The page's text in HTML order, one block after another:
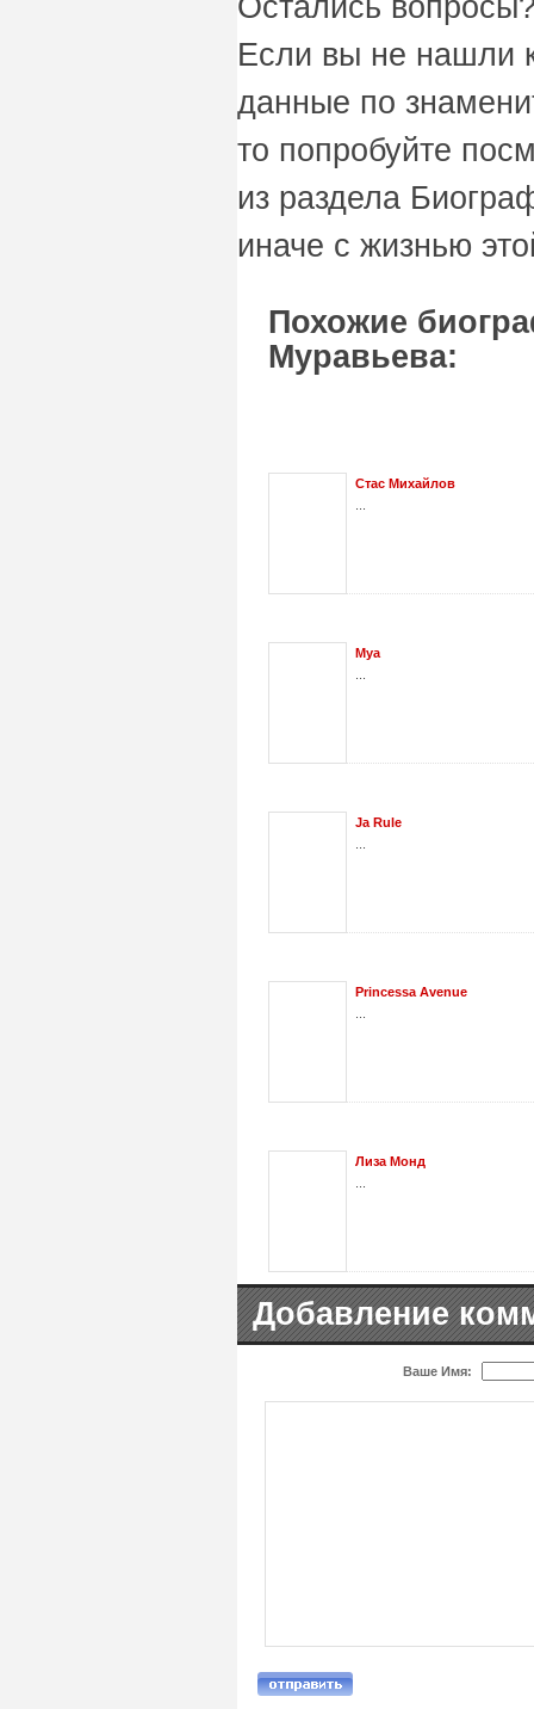
Если вы не нашли
данные по
то попробуйте
из раздела
иначе с жизнью
Похожие
Муравьева:
Стас Михайлов
Mya
Ja Rule
Princessa Avenue
Лиза Монд
Добавление
Ваше Имя: